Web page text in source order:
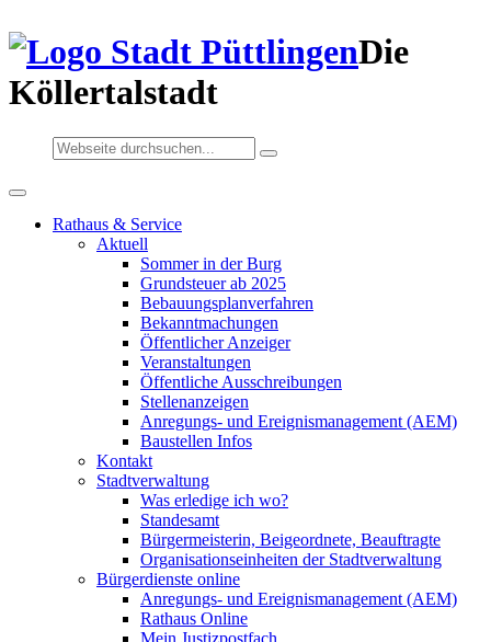
Die
Köllertalstadt
Rathaus & Service
Aktuell
Sommer in der Burg
Grundsteuer ab 2025
Bebauungsplanverfahren
Bekanntmachungen
Öffentlicher Anzeiger
Veranstaltungen
Öffentliche Ausschreibungen
Stellenanzeigen
Anregungs- und Ereignismanagement (AEM)
Baustellen Infos
Kontakt
Stadtverwaltung
Was erledige ich wo?
Standesamt
Bürgermeisterin, Beigeordnete, Beauftragte
Organisationseinheiten der Stadtverwaltung
Bürgerdienste online
Anregungs- und Ereignismanagement (AEM)
Rathaus Online
Mein Justizpostfach